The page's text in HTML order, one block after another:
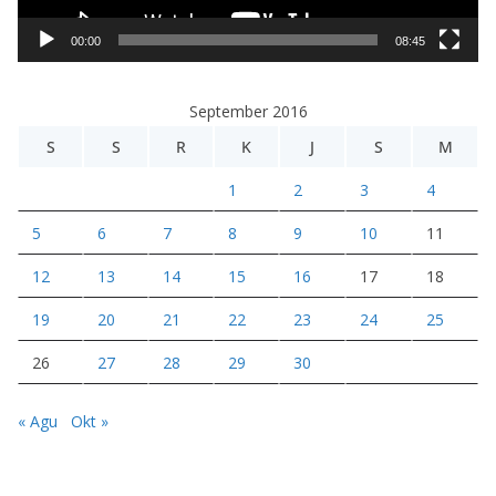
d
00:00 08:45
September 2016
S
S R K J S M
1 2 3 4
5 6 7 8 9 10 11
12 13 14 15 16 17 18
19 20 21 22 23 24 25
26 27 28 29 30
« Agu Okt »